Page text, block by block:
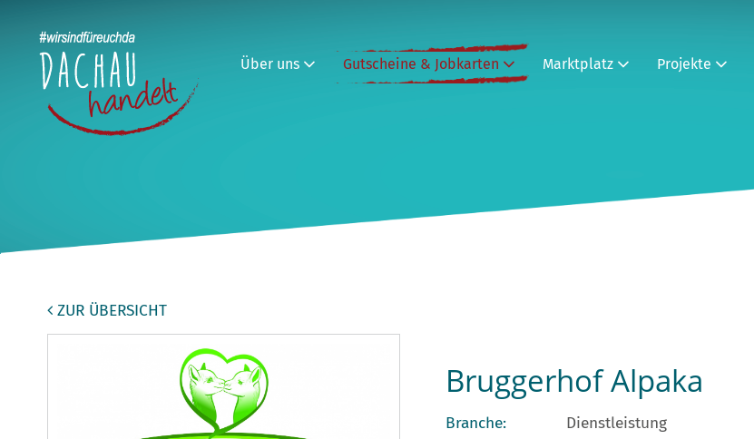
Über uns Gutscheine & Jobkarten Marktplatz Projekte
ZUR ÜBERSICHT
Bruggerhof Alpaka
Branche:
Dienstleistung